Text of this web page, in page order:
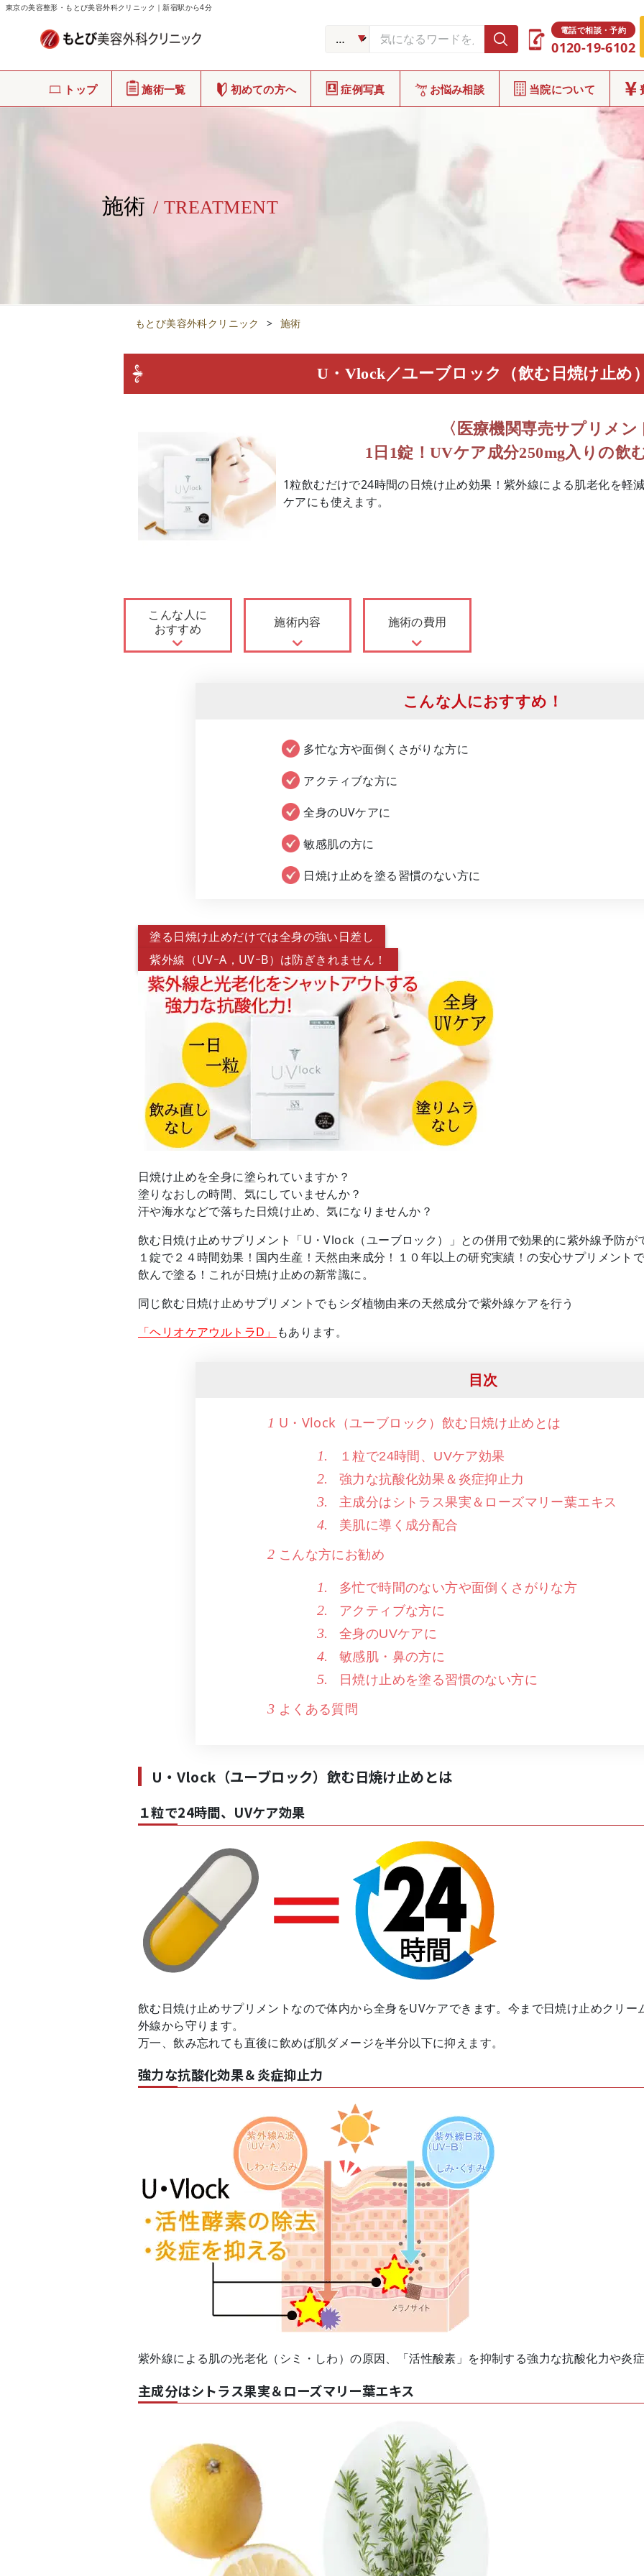
東京の美容整形・もとび美容外科クリニック｜新宿駅から4分
電話で相談・予約
0120-19-6102
トップ 施術一覧 初めての方へ 症例写真 お悩み相談 当院について
施術 / TREATMENT
もとび美容外科クリニック > 施術
U・Vlock／ユーブロック（飲む日焼け止め）
〈医療機関専売サプリメン
1日1錠！UVケア成分250mg入りの飲
1粒飲むだけで24時間の日焼け止め効果！紫外線による肌老化を軽
ケアにも使えます。
こんな人に
おすすめ
施術内容 施術の費用
こんな人におすすめ！
多忙な方や面倒くさがりな方に
アクティブな方に
全身のUVケアに
敏感肌の方に
日焼け止めを塗る習慣のない方に
塗る日焼け止めだけでは全身の強い日差し
紫外線（UVｰA，UVｰB）は防ぎきれません！
日焼け止めを全身に塗られていますか？
塗りなおしの時間、気にしていませんか？
汗や海水などで落ちた日焼け止め、気になりませんか？
飲む日焼け止めサプリメント「U・Vlock（ユーブロック）」との併用で効果的に紫外線予防が
１錠で２４時間効果！国内生産！天然由来成分！１０年以上の研究実績！の安心サプリメントで
飲んで塗る！これが日焼け止めの新常識に。
同じ飲む日焼け止めサプリメントでもシダ植物由来の天然成分で紫外線ケアを行う
「ヘリオケアウルトラD」 もあります。
目次
1 U・Vlock（ユーブロック）飲む日焼け止めとは
１粒で24時間、UVケア効果
強力な抗酸化効果＆炎症抑止力
主成分はシトラス果実＆ローズマリー葉エキス
美肌に導く成分配合
2 こんな方にお勧め
多忙で時間のない方や面倒くさがりな方
アクティブな方に
全身のUVケアに
敏感肌・鼻の方に
日焼け止めを塗る習慣のない方に
3 よくある質問
U・Vlock（ユーブロック）飲む日焼け止めとは
１粒で24時間、UVケア効果
飲む日焼け止めサプリメントなので体内から全身をUVケアできます。今まで日焼け止めクリ
外線から守ります。
万一、飲み忘れても直後に飲めば肌ダメージを半分以下に抑えます。
強力な抗酸化効果＆炎症抑止力
紫外線による肌の光老化（シミ・しわ）の原因、「活性酸素」を抑制する強力な抗酸化力や炎
主成分はシトラス果実＆ローズマリー葉エキス